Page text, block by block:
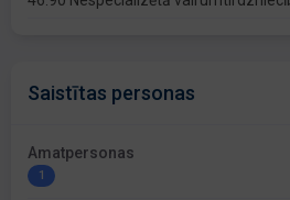
Saistītas personas
Amatpersonas
1